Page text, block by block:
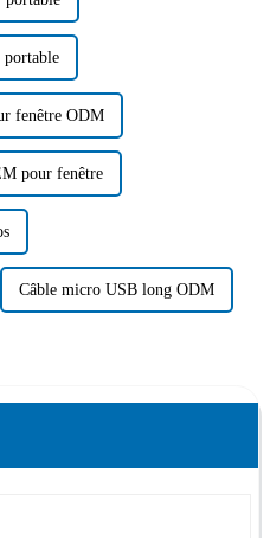
fenêtre ODM
pour fenêtre
Câble micro USB long ODM